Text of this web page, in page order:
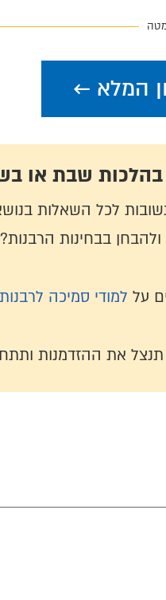
המלא ←
בהלכות שבת או
לכל השאלות
בבחינות הרבנות?
על למודי סמיכה
את ההזדמנות